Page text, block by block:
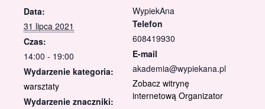
Data:
31 lipca 2021
Czas:
14:00 - 19:00
Wydarzenie kategoria:
warsztaty
Wydarzenie znaczniki:
WypiekAna
Telefon
608419930
E-mail
akademia@wypiekana.pl
Zobacz witrynę
internetową Organizator